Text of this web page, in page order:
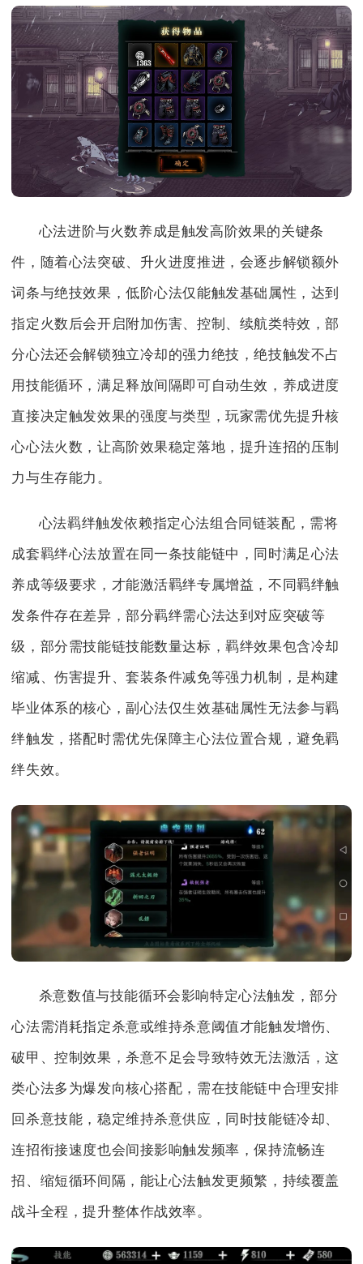
心法进阶与火数养成是触发高阶效果的关键条
件，随着心法突破、升火进度推进，会逐步解锁额外
词条与绝技效果，低阶心法仅能触发基础属性，达到
指定火数后会开启附加伤害、控制、续航类特效，部
分心法还会解锁独立冷却的强力绝技，绝技触发不占
用技能循环，满足释放间隔即可自动生效，养成进度
直接决定触发效果的强度与类型，玩家需优先提升核
心心法火数，让高阶效果稳定落地，提升连招的压制
力与生存能力。
心法羁绊触发依赖指定心法组合同链装配，需将
成套羁绊心法放置在同一条技能链中，同时满足心法
养成等级要求，才能激活羁绊专属增益，不同羁绊触
发条件存在差异，部分羁绊需心法达到对应突破等
级，部分需技能链技能数量达标，羁绊效果包含冷却
缩减、伤害提升、套装条件减免等强力机制，是构建
毕业体系的核心，副心法仅生效基础属性无法参与羁
绊触发，搭配时需优先保障主心法位置合规，避免羁
绊失效。
杀意数值与技能循环会影响特定心法触发，部分
心法需消耗指定杀意或维持杀意阈值才能触发增伤、
破甲、控制效果，杀意不足会导致特效无法激活，这
类心法多为爆发向核心搭配，需在技能链中合理安排
回杀意技能，稳定维持杀意供应，同时技能链冷却、
连招衔接速度也会间接影响触发频率，保持流畅连
招、缩短循环间隔，能让心法触发更频繁，持续覆盖
战斗全程，提升整体作战效率。